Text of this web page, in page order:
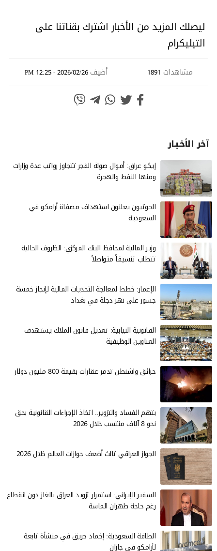
ليصلك المزيد من الأخبار اشترك بقناتنا على
التيليكرام
مشاهدات 1891 أضيف2026/02/26 - 12:25 PM
آخر الأخـبـار
إيكو عراق: أموال صولة الفجر تتجاوز رواتب عدة وزارات
ومنها النفط والهجرة
الحوثيون يعلنون استهداف مصفاة أرامكو في
السعودية
وزير المالية لمحافظ البنك المركزي: الظروف الحالية
تتطلب تنسيقاً متواصلاً
الإعمار: خطط لمعالجة التحديات المالية لإنجاز خمسة
جسور على نهر دجلة في بغداد
القانونية النيابية: تعديل قانون الملاك يستهدف
العناوين الوظيفية
حرائق واشنطن تدمر عقارات بقيمة 800 مليون دولار
بتهم الفساد والتزوير.. اتخاذ الإجراءات القانونية بحق
نحو 8 آلاف منتسب خلال 2026
الجواز العراقي ثالث أضعف جوازات العالم خلال 2026
السفير الإيراني: استمرار تزويد العراق بالغاز دون انقطاع
رغم حاجة طهران الماسة
الطاقة السعودية: إخماد حريق في منشأة تابعة
لأرامكو في جازان